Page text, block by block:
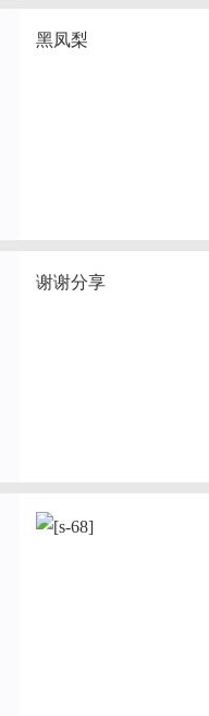
黑凤梨
谢谢分享